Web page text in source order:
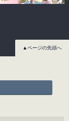
▲ページの先頭へ